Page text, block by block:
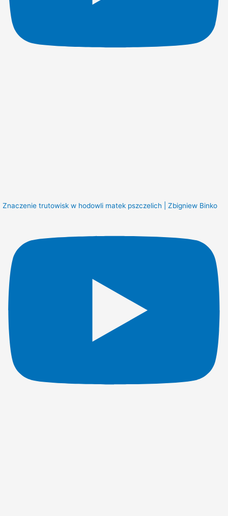
Znaczenie trutowisk w hodowli matek pszczelich | Zbigniew Binko